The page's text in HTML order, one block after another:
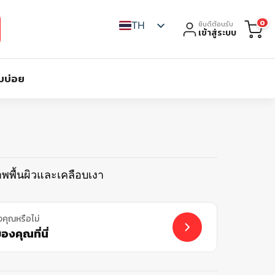
TH ยินดีต้อนรับ
เข้าสู่ระบบ
0
บ่อย
นผิวและเคลือบเงา
คุณหรือไม่
องคุณที่นี่